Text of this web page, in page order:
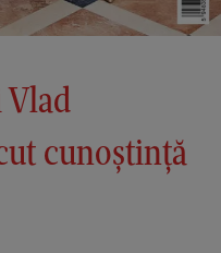
Vlad
cunoștință